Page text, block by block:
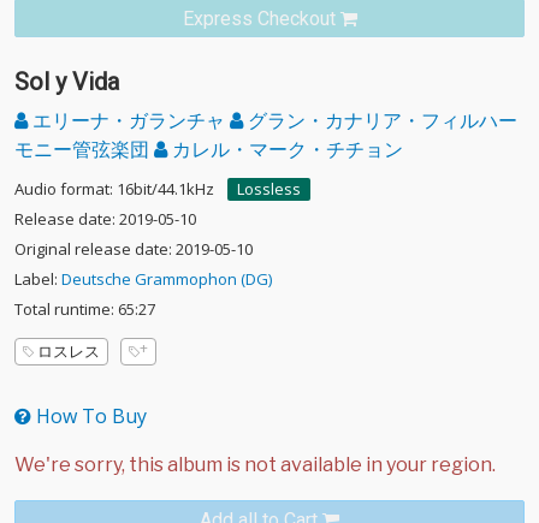
Express Checkout
Sol y Vida
エリーナ・ガランチャ
グラン・カナリア・フィルハー
モニー管弦楽団
カレル・マーク・チチョン
Audio format: 16bit/44.1kHz
Lossless
Release date: 2019-05-10
Original release date: 2019-05-10
Label: Deutsche Grammophon (DG)
Total runtime: 65:27
ロスレス
How To Buy